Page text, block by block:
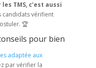
TMS, c’est aussi
candidats vérifient
🏆
pour bien
adaptée aux
par vérifier la